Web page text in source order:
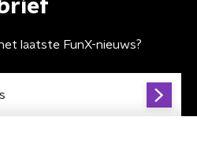
laatste FunX-nieuws?